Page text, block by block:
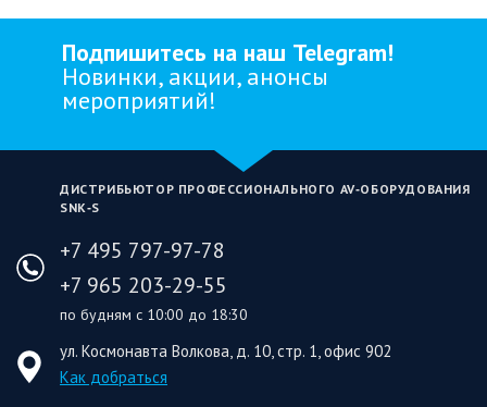
Подпишитесь на наш Telegram!
Новинки, акции, анонсы
мероприятий!
ДИСТРИБЬЮТОР ПРОФЕССИОНАЛЬНОГО AV‑ОБОРУДОВАНИЯ
SNK‑S
+7 495 797-97-78
+7 965 203-29-55
по будням с 10:00 до 18:30
ул. Космонавта Волкова, д. 10, стр. 1, офис 902
Как добраться